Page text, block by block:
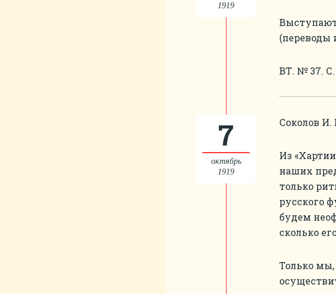
1919
(переводы
ВТ. № 37. С.
7
октябрь
1919
Соколов И.
Из
наших
только
русского
будем
сколько
Только мы,